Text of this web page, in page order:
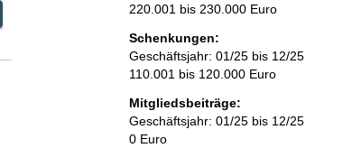
Selektion Anzahl der Mitglieder220.001 bis 230.000 Euro
Schenkungen:
Geschäftsjahr: 01/25 bis 12/25
110.001 bis 120.000 Euro
Mitgliedsbeiträge:
Geschäftsjahr: 01/25 bis 12/25
0 Euro